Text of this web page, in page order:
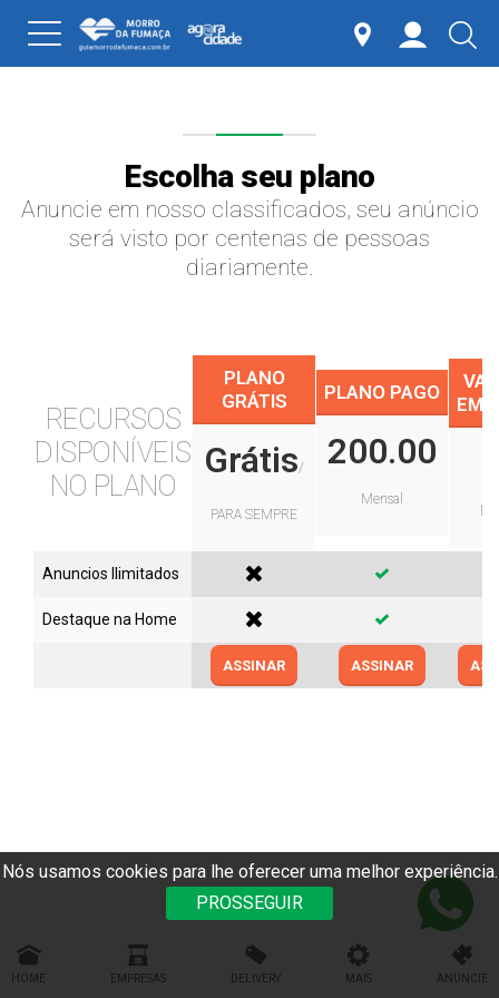
Nós usamos cookies para lhe oferecer uma melhor experiência.
PROSSEGUIR
Escolha seu plano
Anuncie em nosso classificados, seu anúncio
será visto por centenas de pessoas
diariamente.
RECURSOS
DISPONÍVEIS
NO PLANO
PLANO
GRÁTIS
Grátis/
PARA SEMPRE
PLANO PAGO
200.00
Mensal
Anuncios Ilimitados
Destaque na Home
ASSINAR ASSINAR
HOME EMPRESAS DELIVERY MAIS ANUNCIE